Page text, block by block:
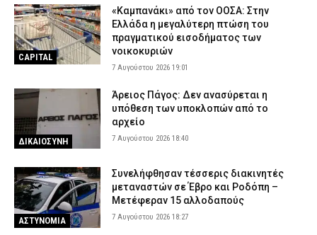
CAPITAL
«Καμπανάκι» από τον ΟΟΣΑ: Στην
Ελλάδα η μεγαλύτερη πτώση του
πραγματικού εισοδήματος των
νοικοκυριών
7 Αυγούστου 2026 19:01
ΔΙΚΑΙΟΣΥΝΗ
Άρειος Πάγος: Δεν ανασύρεται η
υπόθεση των υποκλοπών από το
αρχείο
7 Αυγούστου 2026 18:40
ΑΣΤΥΝΟΜΙΑ
Συνελήφθησαν τέσσερις διακινητές
μεταναστών σε Έβρο και Ροδόπη –
Μετέφεραν 15 αλλοδαπούς
7 Αυγούστου 2026 18:27